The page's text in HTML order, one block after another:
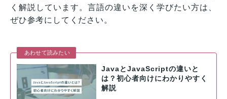
く解説しています。言語の違いを深く学びたい方は、
ぜひ参考にしてください。
あわせて読みたい
JavaとJavaScriptの違いと
は？初心者向けにわかりやすく
解説